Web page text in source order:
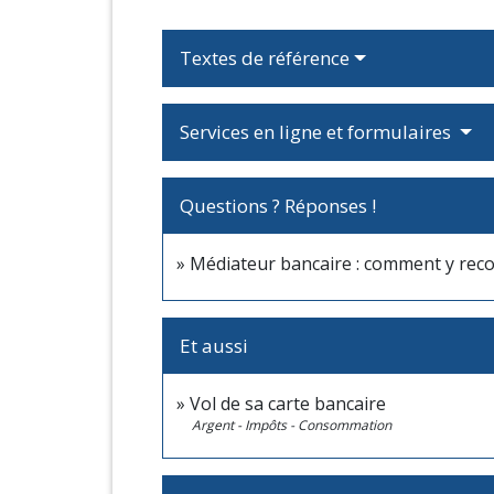
Textes de référence
Services en ligne et formulaires
Questions ? Réponses !
Médiateur bancaire : comment y
Et aussi
Vol de sa carte bancaire
Argent - Impôts - Consommation